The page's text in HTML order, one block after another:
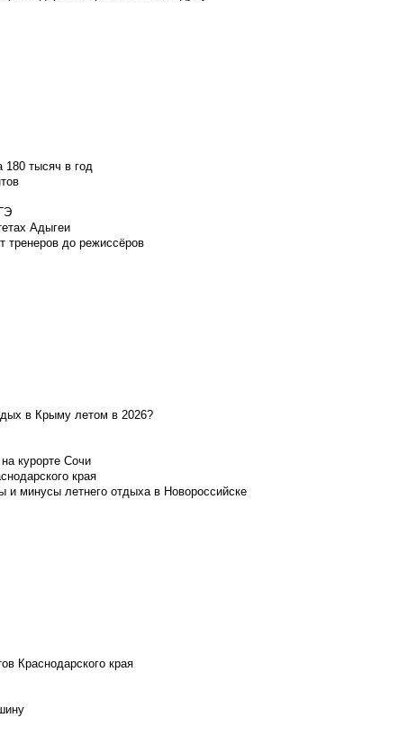
180 тысяч в год
Адыгеи
тренеров до режиссёров
в Крыму летом в 2026?
курорте Сочи
края
минусы летнего отдыха в Новороссийске
Краснодарского края